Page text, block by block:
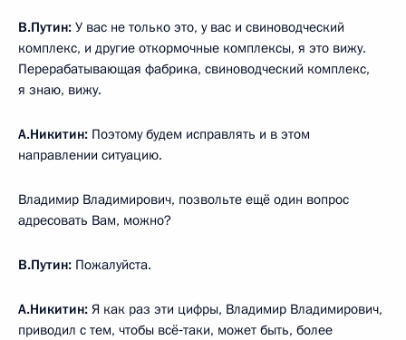
В.Путин: У вас не только это, у вас и свиноводческий
комплекс, и другие откормочные комплексы, я это вижу.
Перерабатывающая фабрика, свиноводческий комплекс,
я знаю, вижу.
А.Никитин: Поэтому будем исправлять и в этом
направлении ситуацию.
Владимир Владимирович, позвольте ещё один вопрос
адресовать Вам, можно?
В.Путин: Пожалуйста.
А.Никитин: Я как раз эти цифры, Владимир Владимирович,
приводил с тем, чтобы всё‑таки, может быть, более